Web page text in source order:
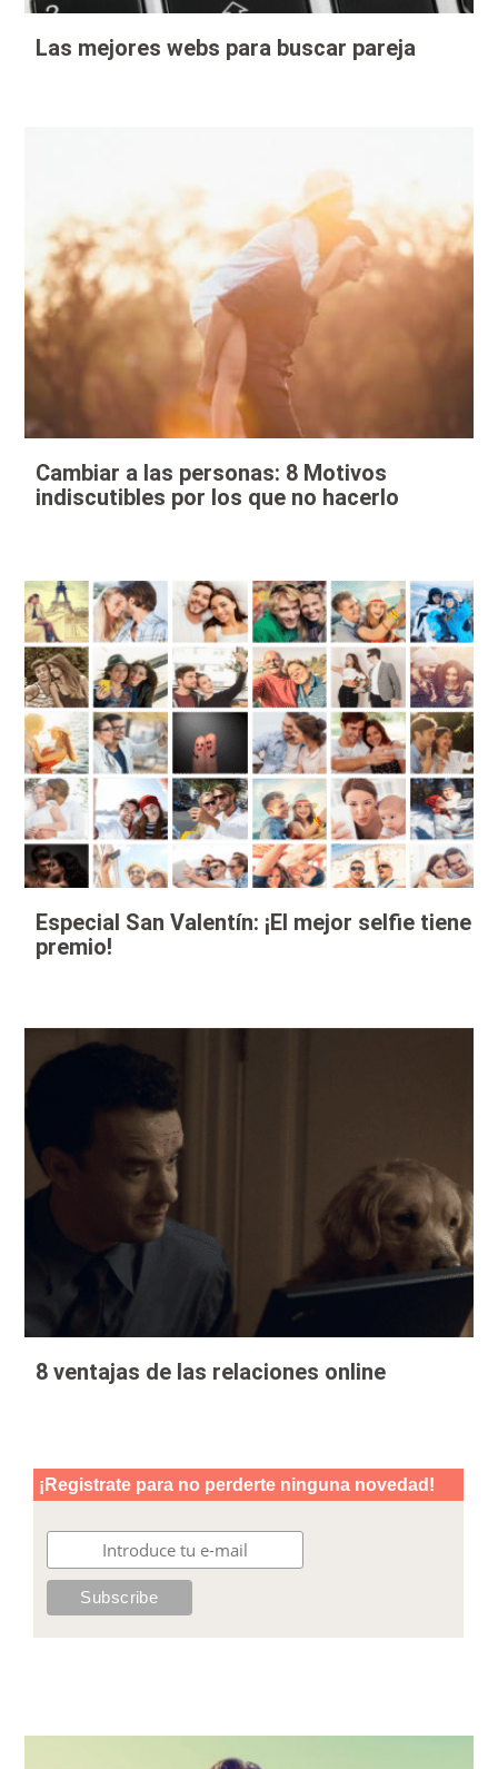
Las mejores webs para buscar pareja
Cambiar a las personas: 8 Motivos
indiscutibles por los que no hacerlo
Especial San Valentín: ¡El mejor selfie tiene
premio!
8 ventajas de las relaciones online